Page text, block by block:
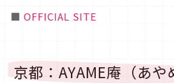
■ OFFICIAL SITE
京都：AYAME庵（あや